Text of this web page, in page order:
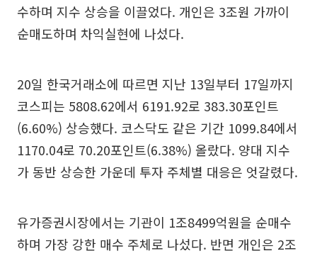
수하며 지수 상승을 이끌었다. 개인은 3조원 가까이
순매도하며 차익실현에 나섰다.
20일 한국거래소에 따르면 지난 13일부터 17일까지
코스피는 5808.62에서 6191.92로 383.30포인트
(6.60%) 상승했다. 코스닥도 같은 기간 1099.84에서
1170.04로 70.20포인트(6.38%) 올랐다. 양대 지수
가 동반 상승한 가운데 투자 주체별 대응은 엇갈렸다.
유가증권시장에서는 기관이 1조8499억원을 순매수
하며 가장 강한 매수 주체로 나섰다. 반면 개인은 2조